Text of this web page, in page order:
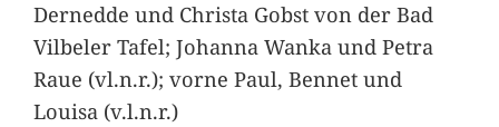
Dernedde und Christa Gobst von der Bad
Vilbeler Tafel; Johanna Wanka und Petra
Raue (vl.n.r.); vorne Paul, Bennet und
Louisa (v.l.n.r.)